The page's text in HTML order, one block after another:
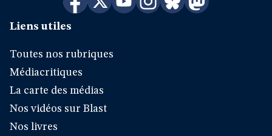
Liens utiles
Toutes nos rubriques
Médiacritiques
La carte des médias
Nos vidéos sur Blast
Nos livres